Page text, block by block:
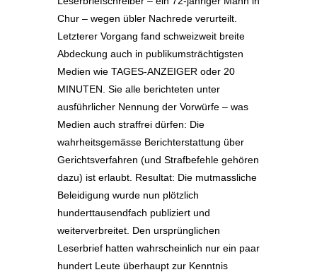
Chur – wegen übler Nachrede verurteilt.
Letzterer Vorgang fand schweizweit breite
Abdeckung auch in publikumsträchtigsten
Medien wie TAGES-ANZEIGER oder 20
MINUTEN. Sie alle berichteten unter
ausführlicher Nennung der Vorwürfe – was
Medien auch straffrei dürfen: Die
wahrheitsgemässe Berichterstattung über
Gerichtsverfahren (und Strafbefehle gehören
dazu) ist erlaubt. Resultat: Die mutmassliche
Beleidigung wurde nun plötzlich
hunderttausendfach publiziert und
weiterverbreitet. Den ursprünglichen
Leserbrief hatten wahrscheinlich nur ein paar
hundert Leute überhaupt zur Kenntnis